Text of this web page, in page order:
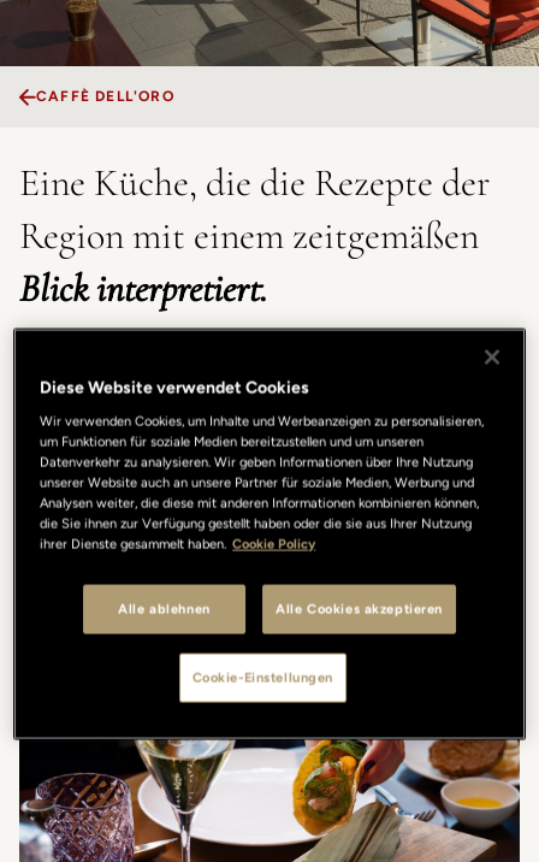
CAFFÈ DELL'ORO
Eine Küche, die die Rezepte der
Region mit einem zeitgemäßen
Blick interpretiert.
Die Speisekarte des Caffè dell’Oro folgt einem Rhythmus,
der durch den ganzen Tag führt, vom Frühstück über ein
Abendessen. Neben Gerichten, die man perfekt mit
anderen teilen kann und einer Auswahl an Tapas, bleibt
die Bar der zentrale Punkt: Ein gepflegter Rahmen für
Cocktails und Kaffeespezialitäten in jedem Moment des
Tages. Der perfekte Rahmen sowohl für eine entspannte
Pause als auch für ein romantisches Abendessen.
Diese Website verwendet Cookies
Wir verwenden Cookies, um Inhalte und Werbeanzeigen zu personalisieren,
um Funktionen für soziale Medien bereitzustellen und um unseren
Datenverkehr zu analysieren. Wir geben Informationen über Ihre Nutzung
unserer Website auch an unsere Partner für soziale Medien, Werbung und
Analysen weiter, die diese mit anderen Informationen kombinieren können,
die Sie ihnen zur Verfügung gestellt haben oder die sie aus Ihrer Nutzung
ihrer Dienste gesammelt haben. Cookie Policy
Alle ablehnen Alle Cookies akzeptieren
Cookie-Einstellungen